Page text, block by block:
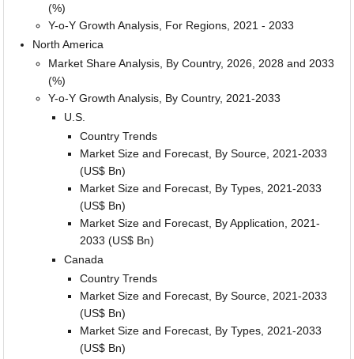
(%)
Y-o-Y Growth Analysis, For Regions, 2021 - 2033
North America
Market Share Analysis, By Country, 2026, 2028 and 2033
(%)
Y-o-Y Growth Analysis, By Country, 2021-2033
U.S.
Country Trends
Market Size and Forecast, By Source, 2021-2033
(US$ Bn)
Market Size and Forecast, By Types, 2021-2033
(US$ Bn)
Market Size and Forecast, By Application, 2021-
2033 (US$ Bn)
Canada
Country Trends
Market Size and Forecast, By Source, 2021-2033
(US$ Bn)
Market Size and Forecast, By Types, 2021-2033
(US$ Bn)